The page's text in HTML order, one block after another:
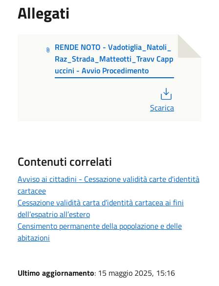
Allegati
RENDE NOTO - Vadotiglia_Natoli_
Raz_Strada_Matteotti_Travv Capp
uccini - Avvio Procedimento
Scarica
Contenuti correlati
Avviso ai cittadini - Cessazione validità carte d'identità
cartacee
Cessazione validità carta d’identità cartacea ai fini
dell’espatrio all’estero
Censimento permanente della popolazione e delle
abitazioni
Ultimo aggiornamento: 15 maggio 2025, 15:16